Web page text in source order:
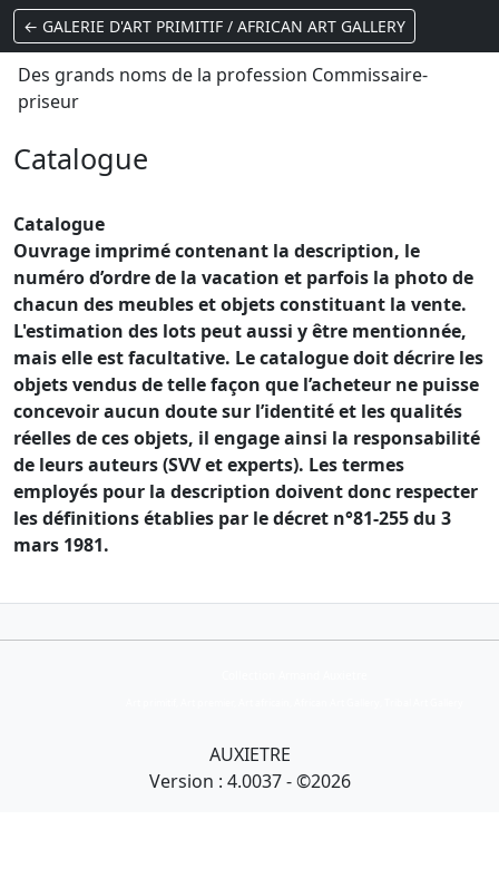
← GALERIE D'ART PRIMITIF / AFRICAN ART GALLERY
Des grands noms de la profession Commissaire-
priseur
Catalogue
Catalogue
Ouvrage imprimé contenant la description, le
numéro d’ordre de la vacation et parfois la photo de
chacun des meubles et objets constituant la vente.
L'estimation des lots peut aussi y être mentionnée,
mais elle est facultative. Le catalogue doit décrire les
objets vendus de telle façon que l’acheteur ne puisse
concevoir aucun doute sur l’identité et les qualités
réelles de ces objets, il engage ainsi la responsabilité
de leurs auteurs (SVV et experts). Les termes
employés pour la description doivent donc respecter
les définitions établies par le décret n°81-255 du 3
mars 1981.
AUXIETRE
Version : 4.0037 - ©2026